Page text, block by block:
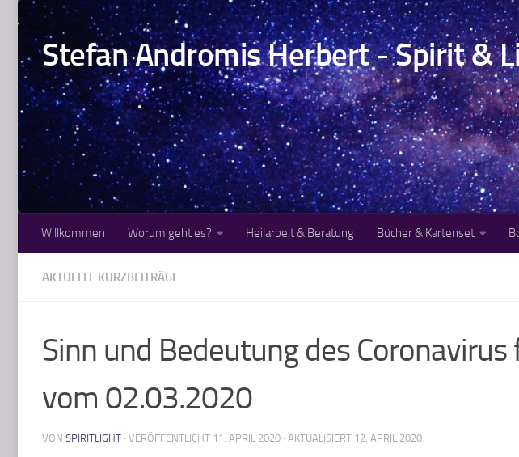
Zum Inhalt springen
Stefan Andromis Herbert - Spirit &
Willkommen Worum geht es? Heilarbeit & Beratung Bücher & Kartenset
AKTUELLE KURZBEITRÄGE
Sinn und Bedeutung des
vom 02.03.2020
VON SPIRITLIGHT · VERÖFFENTLICHT 11. APRIL 2020 · AKTUALISIERT 12. APRIL 2020